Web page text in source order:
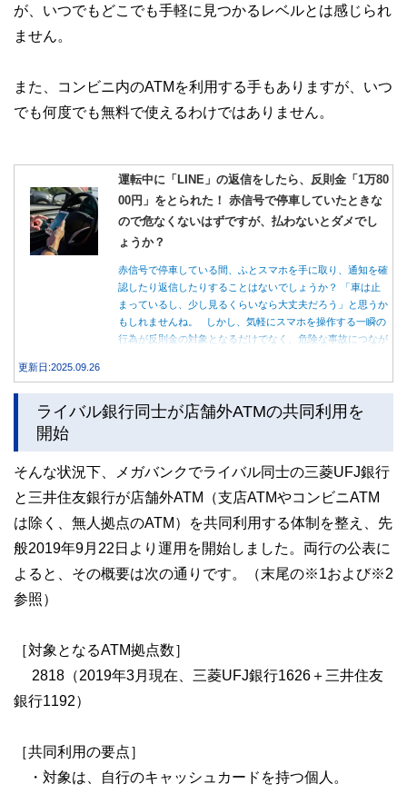
が、いつでもどこでも手軽に見つかるレベルとは感じられ
ません。
また、コンビニ内のATMを利用する手もありますが、いつ
でも何度でも無料で使えるわけではありません。
運転中に「LINE」の返信をしたら、反則金「1万80
00円」をとられた！ 赤信号で停車していたときな
ので危なくないはずですが、払わないとダメでし
ょうか？
赤信号で停車している間、ふとスマホを手に取り、通知を確
認したり返信したりすることはないでしょうか？ 「車は止
まっているし、少し見るくらいなら大丈夫だろう」と思うか
もしれませんね。 しかし、気軽にスマホを操作する一瞬の
行為が反則金の対象となるだけでなく、危険な事故につなが
更新日:2025.09.26
ライバル銀行同士が店舗外ATMの共同利用を
開始
そんな状況下、メガバンクでライバル同士の三菱UFJ銀行
と三井住友銀行が店舗外ATM（支店ATMやコンビニATM
は除く、無人拠点のATM）を共同利用する体制を整え、先
般2019年9月22日より運用を開始しました。両行の公表に
よると、その概要は次の通りです。（末尾の※1および※2
参照）
［対象となるATM拠点数］
2818（2019年3月現在、三菱UFJ銀行1626＋三井住友
銀行1192）
［共同利用の要点］
・対象は、自行のキャッシュカードを持つ個人。